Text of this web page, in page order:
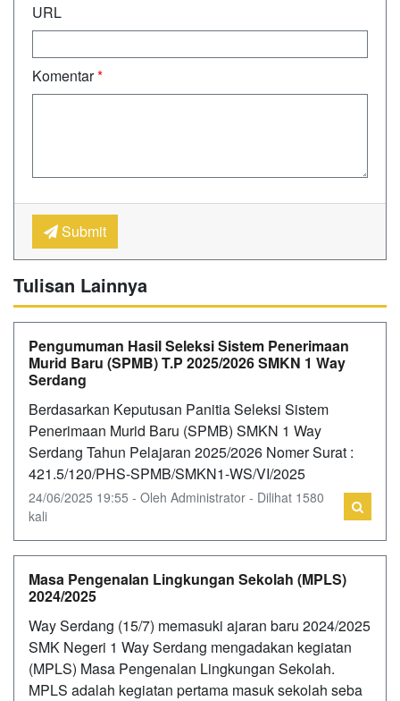
URL
Komentar*
Submit
Tulisan Lainnya
Pengumuman Hasil Seleksi Sistem Penerimaan
Murid Baru (SPMB) T.P 2025/2026 SMKN 1 Way
Serdang
Berdasarkan Keputusan Panitia Seleksi Sistem
Penerimaan Murid Baru (SPMB) SMKN 1 Way
Serdang Tahun Pelajaran 2025/2026 Nomer Surat :
421.5/120/PHS-SPMB/SMKN1-WS/VI/2025
24/06/2025 19:55 - Oleh Administrator - Dilihat 1580
kali
Masa Pengenalan Lingkungan Sekolah (MPLS)
2024/2025
Way Serdang (15/7) memasuki ajaran baru 2024/2025
SMK Negeri 1 Way Serdang mengadakan kegiatan
(MPLS) Masa Pengenalan Lingkungan Sekolah.
MPLS adalah kegiatan pertama masuk sekolah seba